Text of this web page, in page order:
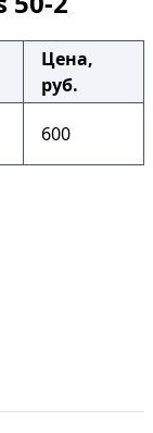
Цена,
руб.
600